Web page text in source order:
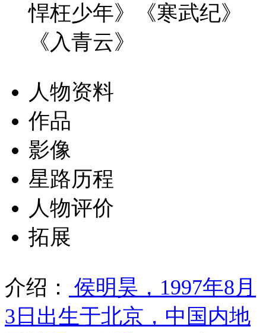
悍枉少年》《寒武纪》
《入青云》
人物资料
作品
影像
星路历程
人物评价
拓展
介绍：
侯明昊，1997年8月
3日出生于北京，中国内地